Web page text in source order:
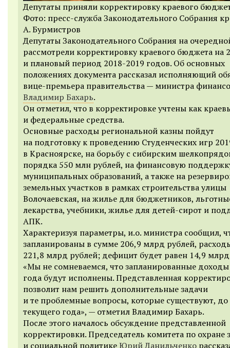
Депутаты приняли корректировку краевого
Фото: пресс-служба Законодательного Собрания
А. Бурмистров
Депутаты Законодательного Собрания на
рассмотрели корректировку краевого бюджета на
и плановый период 2018-2019 годов. Об основных
положениях документа рассказал исполняющий
вице-премьера правительства — министра
Владимир Бахарь.
Он отметил, что в корректировке учтены как
и федеральные средства.
Основные расходы региональной казны пойдут
на подготовку к проведению Студенческих игр
в Красноярске, на борьбу с сибирским
порядка 550 млн рублей, на финансовую
муниципальных образований, а также на
земельных участков в рамках строительства улицы
Волочаевская, на жилье для бюджетников,
лекарства, учебники, жилье для детей-сирот и
АПК.
Характеризуя параметры, и.о. министра сообщил,
запланированы в сумме 206,9 млрд рублей,
221,8 млрд рублей; дефицит будет равен 14,9
«Мы не сомневаемся, что запланированные
года будут исполнены. Представленная
позволит нам решить дополнительные задачи
и те проблемные вопросы, которые существуют, до
текущего года», — отметил Владимир Бахарь.
После этого началось обсуждение представленной
корректировки. Председатель комитета по охране
и социальной политикеЮрий Данильченко